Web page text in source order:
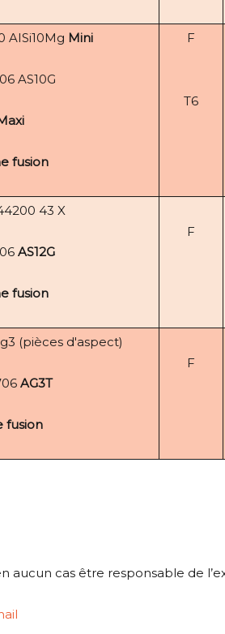
AISi10Mg Mini
AS10G
fusion
F
T6
43 X
AS12G
fusion
F
(pièces d'aspect)
AG3T
fusion
F
aucun cas être responsable de